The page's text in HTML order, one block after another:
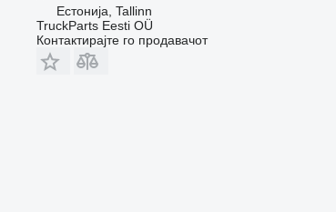
Естонија, Tallinn
TruckParts Eesti OÜ
Контактирајте го продавачот